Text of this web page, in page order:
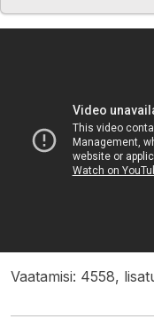
Vaatamisi: 4558,